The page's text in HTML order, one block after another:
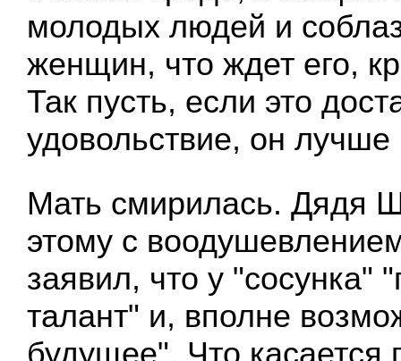
молодых людей и
женщин, что ждет его,
Так пусть, если это
удовольствие, он лучше
Мать смирилась. Дядя
этому с
заявил, что у "сосунка"
талант" и, вполне
будущее". Что касается